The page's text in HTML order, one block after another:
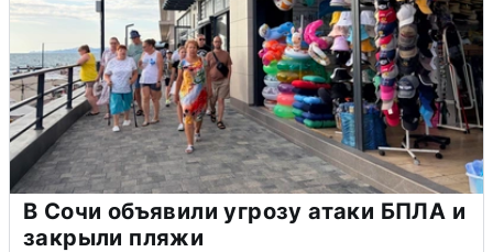
В Сочи объявили угрозу атаки БПЛА и
закрыли пляжи